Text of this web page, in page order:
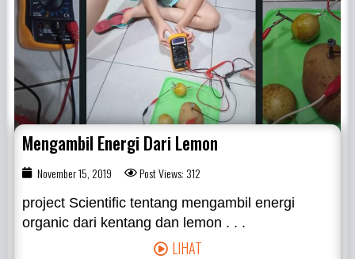
Mengambil Energi Dari Lemon
November 15, 2019 Post Views: 312
project Scientific tentang mengambil energi
organic dari kentang dan lemon . . .
LIHAT